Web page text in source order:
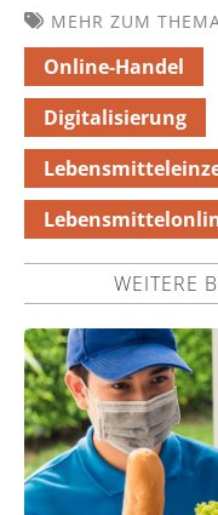
MEHR ZUM
Online-Handel
Digitalisierung
WEITERE